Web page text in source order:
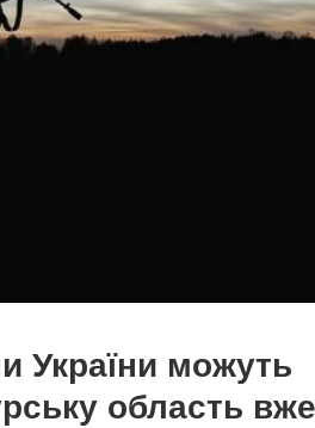
України можуть
область вже